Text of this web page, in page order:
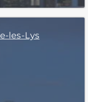
les-Lys